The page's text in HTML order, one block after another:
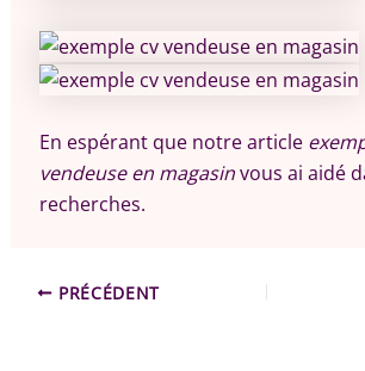
En espérant que notre article
vendeuse en magasinvous ai aidé
recherches.
PRÉCÉDENT